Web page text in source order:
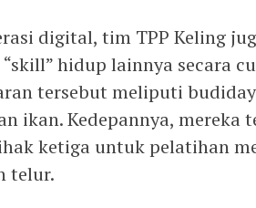
digital, tim TPP Keling
hidup lainnya secara
tersebut meliputi
ikan. Kedepannya, mereka
ketiga untuk pelatihan
telur.